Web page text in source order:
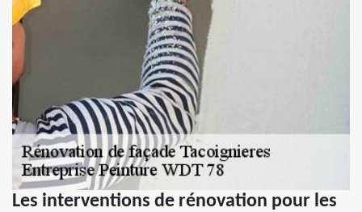
Les interventions de rénovation pour les